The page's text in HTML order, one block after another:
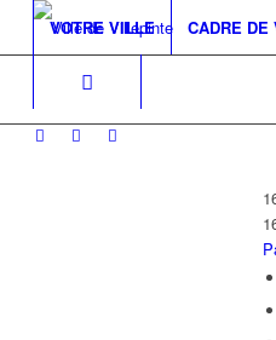
VOTRE VILLE CADRE DE